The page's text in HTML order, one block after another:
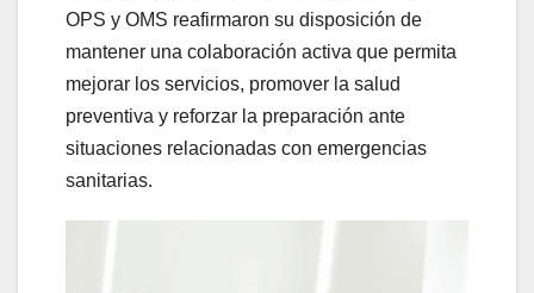
OPS y OMS reafirmaron su disposición de
mantener una colaboración activa que permita
mejorar los servicios, promover la salud
preventiva y reforzar la preparación ante
situaciones relacionadas con emergencias
sanitarias.